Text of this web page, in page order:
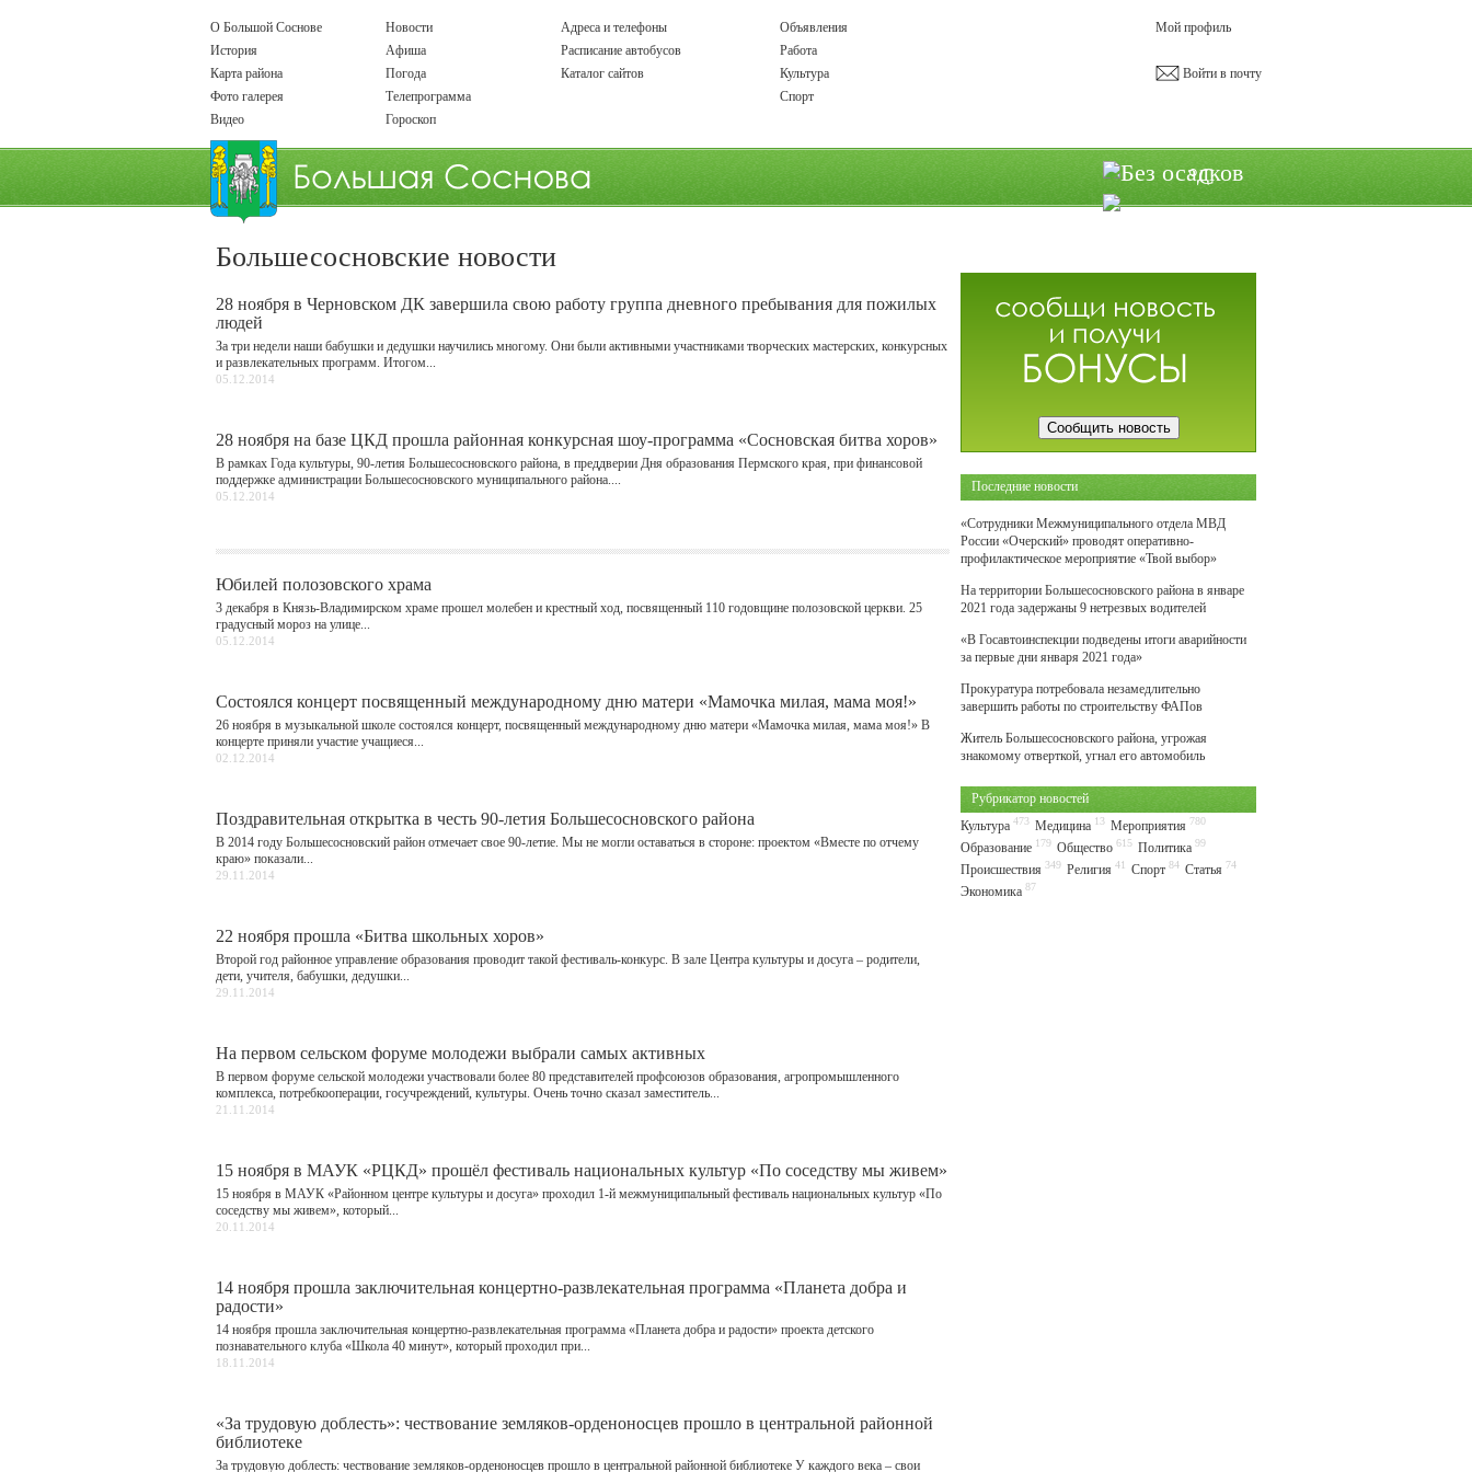
О Большой Соснове
История
Карта района
Фото галерея
Видео
Новости
Афиша
Погода
Телепрограмма
Гороскоп
Адреса и телефоны
Расписание автобусов
Каталог сайтов
Объявления
Работа
Культура
Спорт
Мой профиль
Войти в почту
°C
Большесосновские новости
28 ноября в Черновском ДК завершила свою работу группа дневного пребывания для пожилых
людей
За три недели наши бабушки и дедушки научились многому. Они были активными участниками творческих мастерских, конкурсных
и развлекательных программ. Итогом...
05.12.2014
28 ноября на базе ЦКД прошла районная конкурсная шоу-программа «Сосновская битва хоров»
В рамках Года культуры, 90-летия Большесосновского района, в преддверии Дня образования Пермского края, при финансовой
поддержке администрации Большесосновского муниципального района....
05.12.2014
Юбилей полозовского храма
3 декабря в Князь-Владимирском храме прошел молебен и крестный ход, посвященный 110 годовщине полозовской церкви. 25
градусный мороз на улице...
05.12.2014
Состоялся концерт посвященный международному дню матери «Мамочка милая, мама моя!»
26 ноября в музыкальной школе состоялся концерт, посвященный международному дню матери «Мамочка милая, мама моя!» В
концерте приняли участие учащиеся...
02.12.2014
Поздравительная открытка в честь 90-летия Большесосновского района
В 2014 году Большесосновский район отмечает свое 90-летие. Мы не могли оставаться в стороне: проектом «Вместе по отчему
краю» показали...
29.11.2014
22 ноября прошла «Битва школьных хоров»
Второй год районное управление образования проводит такой фестиваль-конкурс. В зале Центра культуры и досуга – родители,
дети, учителя, бабушки, дедушки...
29.11.2014
На первом сельском форуме молодежи выбрали самых активных
В первом форуме сельской молодежи участвовали более 80 представителей профсоюзов образования, агропромышленного
комплекса, потребкооперации, госучреждений, культуры. Очень точно сказал заместитель...
21.11.2014
15 ноября в МАУК «РЦКД» прошёл фестиваль национальных культур «По соседству мы живем»
15 ноября в МАУК «Районном центре культуры и досуга» проходил 1-й межмуниципальный фестиваль национальных культур «По
соседству мы живем», который...
20.11.2014
14 ноября прошла заключительная концертно-развлекательная программа «Планета добра и
радости»
14 ноября прошла заключительная концертно-развлекательная программа «Планета добра и радости» проекта детского
познавательного клуба «Школа 40 минут», который проходил при...
18.11.2014
«За трудовую доблесть»: чествование земляков-орденоносцев прошло в центральной районной
библиотеке
За трудовую доблесть: чествование земляков-орденоносцев прошло в центральной районной библиотеке У каждого века – свои
Сообщить новость
Последние новости
«Сотрудники Межмуниципального отдела МВД
России «Очерский» проводят оперативно-
профилактическое мероприятие «Твой выбор»
На территории Большесосновского района в январе
2021 года задержаны 9 нетрезвых водителей
«В Госавтоинспекции подведены итоги аварийности
за первые дни января 2021 года»
Прокуратура потребовала незамедлительно
завершить работы по строительству ФАПов
Житель Большесосновского района, угрожая
знакомому отверткой, угнал его автомобиль
Рубрикатор новостей
Культура 473 Медицина 13 Мероприятия 780
Образование 179 Общество 615 Политика 99
Происшествия 349 Религия 41 Спорт 84 Статья 74
Экономика 87